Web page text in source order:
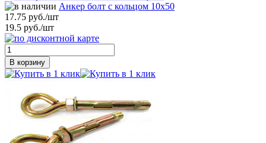
Анкер болт с кольцом 10х50
17.75 руб./шт
19.5 руб./шт
В корзину